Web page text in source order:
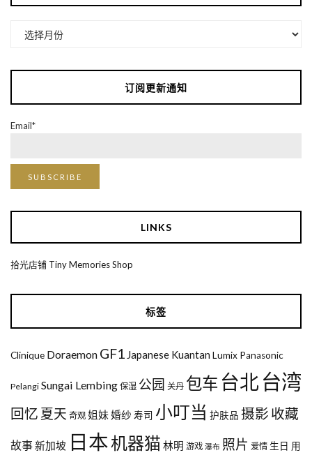
订阅更新通知
Email*
LINKS
拾光店铺 Tiny Memories Shop
标签
Clinique Doraemon GF1 Japanese Kuantan Lumix Panasonic
Pelangi Sungai Lembing 保湿 公园 关丹 包车 台北 台湾
回忆 夏天 奇观 姐妹婚纱 寿司 小叮当 护肤品 摄影 收藏
故事新加坡 日本机器猫 林明 游戏 瀑布 照片 爱情 生日 用